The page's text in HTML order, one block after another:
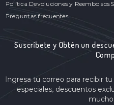
Política Devoluciones y Reembolsos
Preguntas frecuentes
Suscríbete y Obtén un
Ingresa tu correo para recibir
especiales, descuentos